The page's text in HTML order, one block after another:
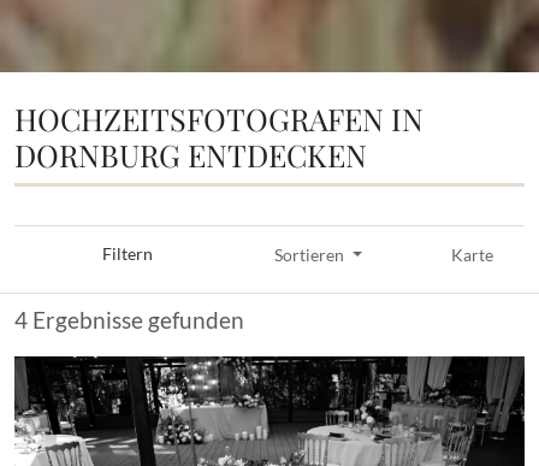
HOCHZEITSFOTOGRAFEN IN
DORNBURG ENTDECKEN
Filtern Sortieren Karte
4 Ergebnisse gefunden